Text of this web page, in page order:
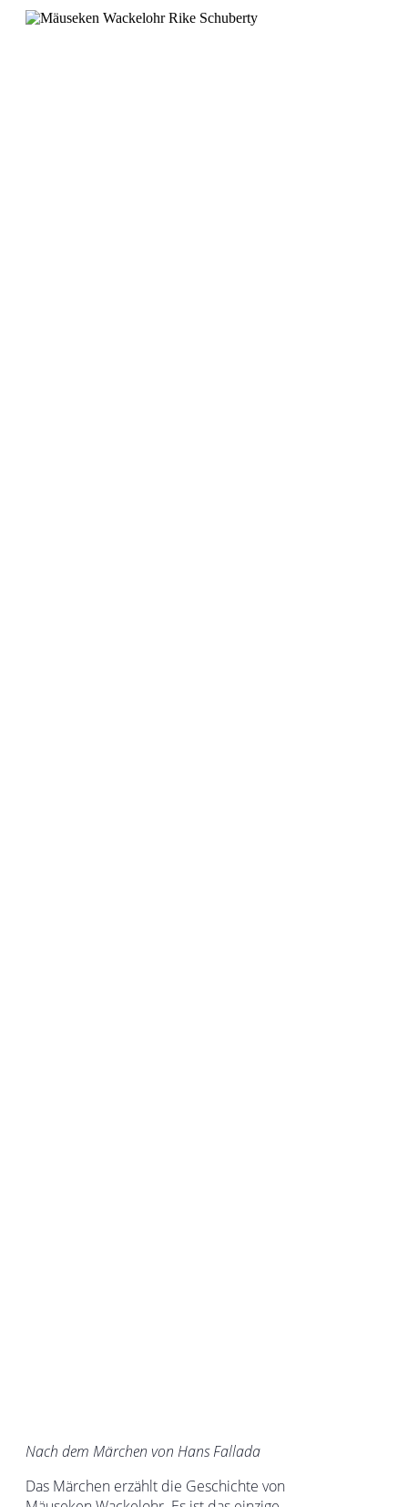
Nach dem Märchen von Hans Fallada
Das Märchen erzählt die Geschichte von